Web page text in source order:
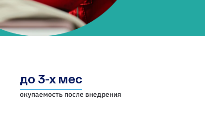
до 3-х мес
окупаемость после внедрения